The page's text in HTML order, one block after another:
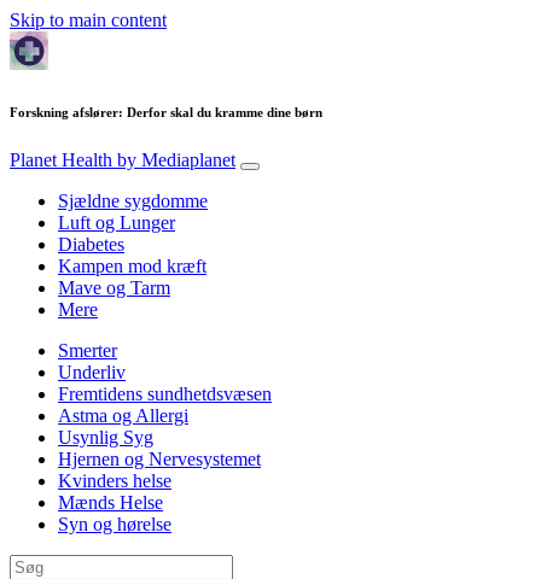
Skip to main content
Forskning afslører: Derfor skal du kramme dine børn
Planet Health by Mediaplanet
Sjældne sygdomme
Luft og Lunger
Diabetes
Kampen mod kræft
Mave og Tarm
Mere
Smerter
Underliv
Fremtidens sundhetdsvæsen
Astma og Allergi
Usynlig Syg
Hjernen og Nervesystemet
Kvinders helse
Mænds Helse
Syn og hørelse